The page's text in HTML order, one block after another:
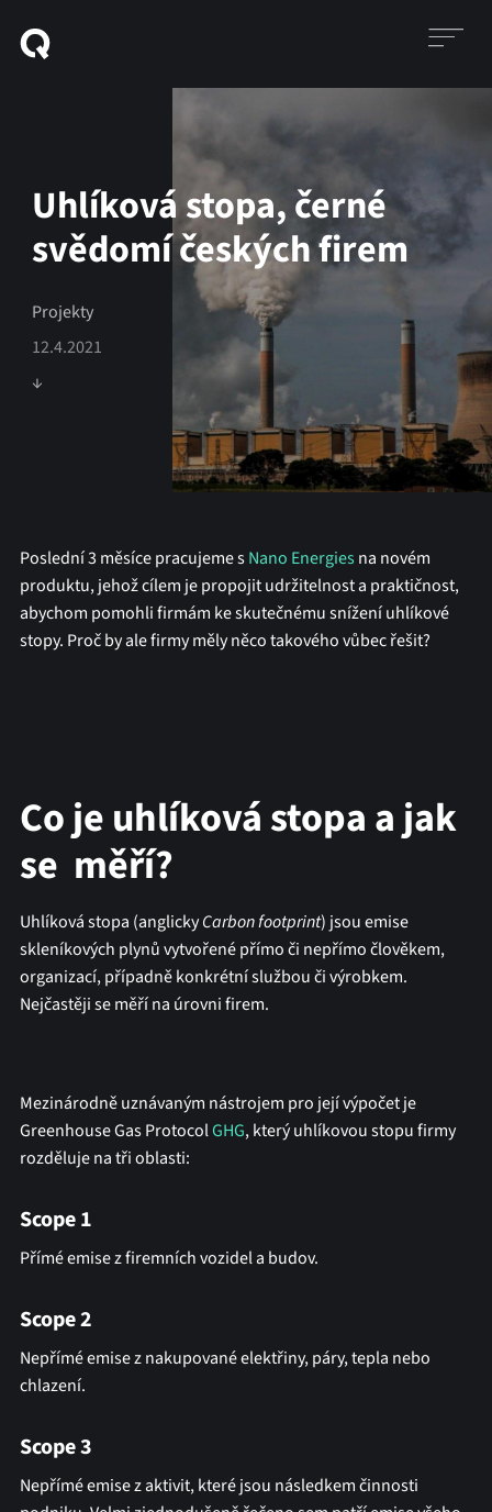
Uhlíková stopa, černé
svědomí českých firem
Projekty
12.4.2021
↓
Poslední 3 měsíce pracujeme sNano Energiesna novém
produktu, jehož cílem je propojit udržitelnost a praktičnost,
abychom pomohli firmám ke skutečnému snížení uhlíkové
stopy. Proč by ale firmy měly něco takového vůbec řešit?
Co je uhlíková stopa a jak
se měří?
Uhlíková stopa (anglickyCarbon footprint) jsou emise
skleníkových plynů vytvořené přímo či nepřímo člověkem,
organizací, případně konkrétní službou či výrobkem.
Nejčastěji se měří na úrovni firem.
Mezinárodně uznávaným nástrojem pro její výpočet je
Greenhouse Gas ProtocolGHG, který uhlíkovou stopu firmy
rozděluje na tři oblasti:
Scope 1
Přímé emisez firemních vozidel a budov.
Scope 2
Nepřímé emise znakupované elektřiny, páry, tepla nebo
chlazení.
Scope 3
Nepřímé emise z aktivit, které jsou následkem činnosti